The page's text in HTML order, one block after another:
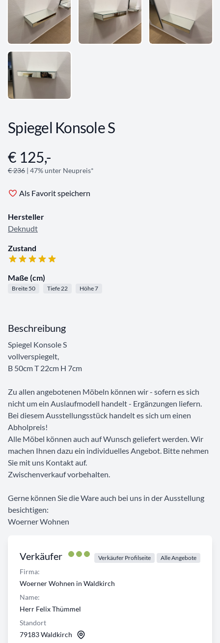
Spiegel Konsole S
Angebotsinformationen
€ 125,-
€ 236 | 47% unter Neupreis*
Als Favorit speichern
Hersteller
Deknudt
Zustand
Maße (cm)
Breite 50 Tiefe 22 Höhe 7
Verkäufer Verkäufer Profilseite Alle Angebote
Firma:
Woerner Wohnen in Waldkirch
Name:
Herr Felix Thümmel
Standort
79183 Waldkirch
Beschreibung
Spiegel Konsole S
vollverspiegelt,
B 50cm T 22cm H 7cm
Zu allen angebotenen Möbeln können wir - sofern es sich
nicht um ein Auslaufmodell handelt - Ergänzungen liefern.
Bei diesem Ausstellungsstück handelt es sich um einen
Abholpreis!
Alle Möbel können auch auf Wunsch geliefert werden. Wir
machen Ihnen dazu ein individuelles Angebot. Bitte nehmen
Sie mit uns Kontakt auf.
Zwischenverkauf vorbehalten.
Gerne können Sie die Ware auch bei uns in der Ausstellung
besichtigen:
Woerner Wohnen